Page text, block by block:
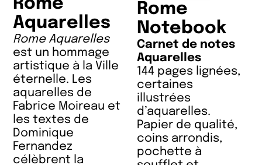
Aquarelles
Rome Aquarelles
est un hommage
artistique à la Ville
éternelle. Les
aquarelles de
Fabrice Moireau et
les textes de
Dominique
Fernandez
célèbrent la
Rome
Notebook
Carnet de notes
Aquarelles
144 pages lignées,
certaines
illustrées
d’aquarelles.
Papier de qualité,
coins arrondis,
pochette à